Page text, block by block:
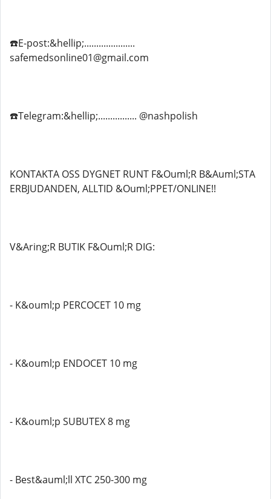
☎️E-post:&hellip;.....................
safemedsonline01@gmail.com
☎️Telegram:&hellip;................ @nashpolish
KONTAKTA OSS DYGNET RUNT F&Ouml;R B&Auml;STA
ERBJUDANDEN, ALLTID &Ouml;PPET/ONLINE!!
V&Aring;R BUTIK F&Ouml;R DIG:
- K&ouml;p PERCOCET 10 mg
- K&ouml;p ENDOCET 10 mg
- K&ouml;p SUBUTEX 8 mg
- Best&auml;ll XTC 250-300 mg